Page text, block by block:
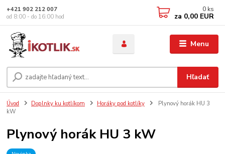
Menu
Hľadať
+421 902 212 007
od 8:00 - do 16:00 hod
0 ks
za 0,00 EUR
Úvod Doplnky ku kotlíkom Horáky pod kotlíky
Plynový horák HU 3
kW
Plynový horák HU 3 kW